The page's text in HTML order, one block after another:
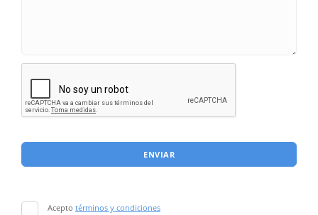
ENVIAR
Acepto términos y condiciones